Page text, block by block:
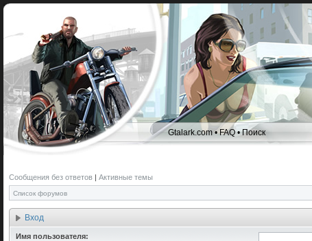
Gtalark.com •FAQ•Поиск
Сообщения без ответов | Активные темы
Список форумов
Вход
Имя пользователя: